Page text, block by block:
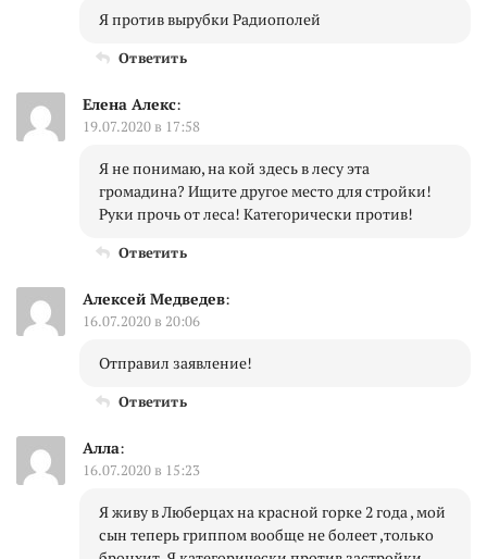
Я против вырубки Радиополей
Ответить
Елена Алекс:
19.07.2020 в 17:58
Я не понимаю, на кой здесь в лесу эта
громадина? Ищите другое место для стройки!
Руки прочь от леса! Категорически против!
Ответить
Алексей Медведев:
16.07.2020 в 20:06
Отправил заявление!
Ответить
Алла:
16.07.2020 в 15:23
Я живу в Люберцах на красной горке 2 года , мой
сын теперь гриппом вообще не болеет ,только